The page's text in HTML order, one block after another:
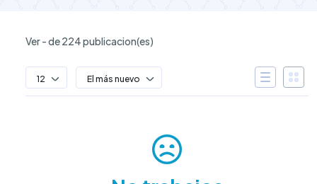
Ver - de 224 publicacion(es)
12 El más nuevo